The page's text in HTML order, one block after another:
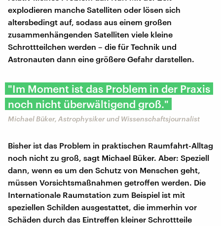
explodieren manche Satelliten oder lösen sich
altersbedingt auf, sodass aus einem großen
zusammenhängenden Satelliten viele kleine
Schrottteilchen werden – die für Technik und
Astronauten dann eine größere Gefahr darstellen.
"Im Moment ist das Problem in der Praxis
noch nicht überwältigend groß."
Michael Büker, Astrophysiker und Wissenschaftsjournalist
Bisher ist das Problem in praktischen Raumfahrt-Alltag
noch nicht zu groß, sagt Michael Büker. Aber: Speziell
dann, wenn es um den Schutz von Menschen geht,
müssen Vorsichtsmaßnahmen getroffen werden. Die
Internationale Raumstation zum Beispiel ist mit
speziellen Schilden ausgestattet, die immerhin vor
Schäden durch das Eintreffen kleiner Schrottteile